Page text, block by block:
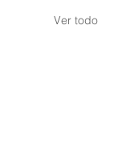
Ver todo